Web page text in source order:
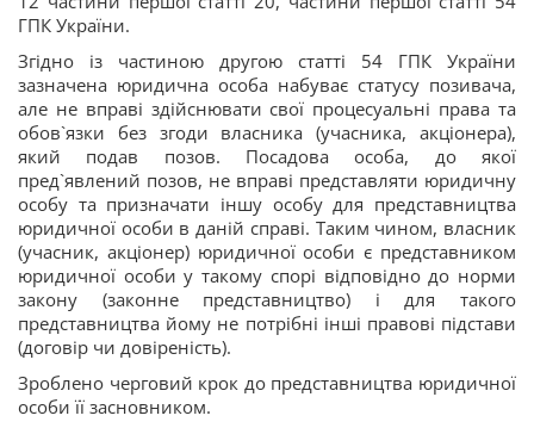
ГПК України.
Згідно із частиною другою статті 54 ГПК України
зазначена юридична особа набуває статусу позивача,
але не вправі здійснювати свої процесуальні права та
обов`язки без згоди власника (учасника, акціонера),
який подав позов. Посадова особа, до якої
пред`явлений позов, не вправі представляти юридичну
особу та призначати іншу особу для представництва
юридичної особи в даній справі. Таким чином, власник
(учасник, акціонер) юридичної особи є представником
юридичної особи у такому спорі відповідно до норми
закону (законне представництво) і для такого
представництва йому не потрібні інші правові підстави
(договір чи довіреність).
Зроблено черговий крок до представництва юридичної
особи її засновником.